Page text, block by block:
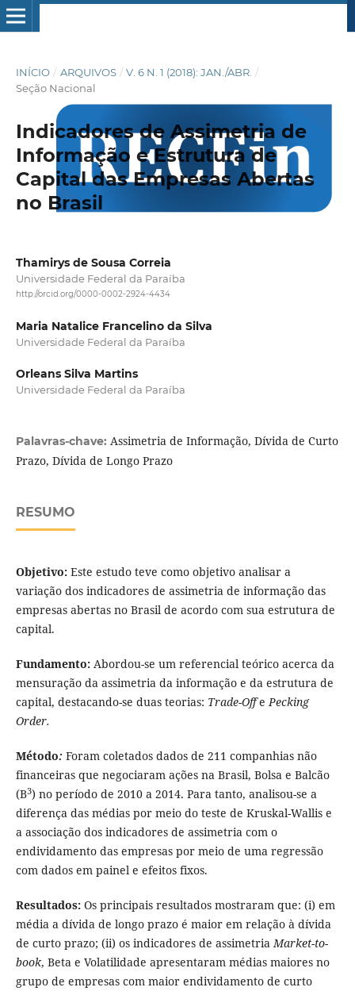
INÍCIO / ARQUIVOS / V. 6 N. 1 (2018): JAN./ABR. /
Seção Nacional
Indicadores de Assimetria de
Informação e Estrutura de
Capital das Empresas Abertas
no Brasil
Thamirys de Sousa Correia
Universidade Federal da Paraíba
http://orcid.org/0000-0002-2924-4434
Maria Natalice Francelino da Silva
Universidade Federal da Paraíba
Orleans Silva Martins
Universidade Federal da Paraíba
Palavras-chave: Assimetria de Informação, Dívida de Curto
Prazo, Dívida de Longo Prazo
RESUMO
Objetivo: Este estudo teve como objetivo analisar a
variação dos indicadores de assimetria de informação das
empresas abertas no Brasil de acordo com sua estrutura de
capital.
Fundamento: Abordou-se um referencial teórico acerca da
mensuração da assimetria da informação e da estrutura de
capital, destacando-se duas teorias: Trade-OffePecking
Order.
Método: Foram coletados dados de 211 companhias não
financeiras que negociaram ações na Brasil, Bolsa e Balcão
(B3) no período de 2010 a 2014. Para tanto, analisou-se a
diferença das médias por meio do teste de Kruskal-Wallis e
a associação dos indicadores de assimetria com o
endividamento das empresas por meio de uma regressão
com dados em painel e efeitos fixos.
Resultados: Os principais resultados mostraram que: (i) em
média a dívida de longo prazo é maior em relação à dívida
de curto prazo; (ii) os indicadores de assimetriaMarket-to-
book, Beta e Volatilidade apresentaram médias maiores no
grupo de empresas com maior endividamento de curto